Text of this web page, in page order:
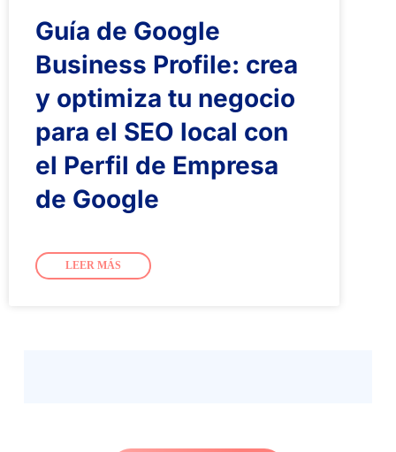
Guía de Google
Business Profile: crea
y optimiza tu negocio
para el SEO local con
el Perfil de Empresa
de Google
LEER MÁS